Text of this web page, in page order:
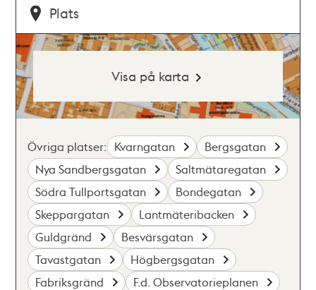
Plats
Visa på karta
Övriga platser: Kvarngatan
Bergsgatan
Nya Sandbergsgatan
Saltmätaregatan
Södra Tullportsgatan
Bondegatan
Skeppargatan
Lantmäteribacken
Guldgränd
Besvärsgatan
Tavastgatan
Högbergsgatan
Fabriksgränd
F.d. Observatorieplanen